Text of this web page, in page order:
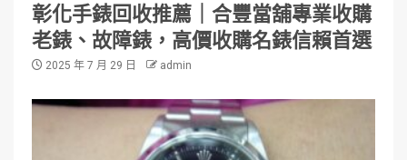
彰化手錶回收推薦｜合豐當舖專業收購
老錶、故障錶，高價收購名錶信賴首選
2025 年 7 月 29 日 admin